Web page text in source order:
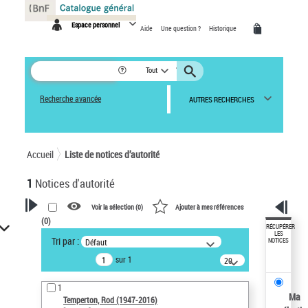
Espace personnel Aide Une question ? Historique
Tout
Recherche avancée AUTRES RECHERCHES
Accueil Liste de notices d’autorité
1 Notices d'autorité
VOTRE RECHERCHE
Recherche avancée dans les
notices d’autorité
Œuvres liées à l'auteur :
Temperton, Rod (1947-2016)
Voir la sélection (0) Ajouter à mes références
(0)
Tri par : Défaut
sur 1
20
résultats/page
1
Temperton, Rod (1947-2016)
RÉCUPÉRER
LES
NOTICES
Ma
Panneau de gestion des cookies